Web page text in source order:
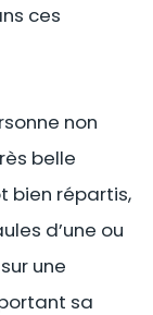
ces
non
belle
bien répartis,
d’une ou
une
sa